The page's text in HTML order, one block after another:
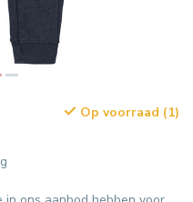
Op voorraad (1)